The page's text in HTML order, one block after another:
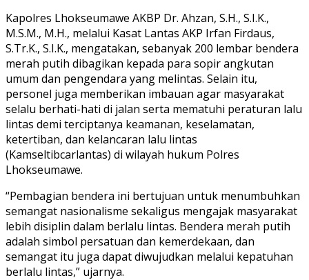
Kapolres Lhokseumawe AKBP Dr. Ahzan, S.H., S.I.K.,
M.S.M., M.H., melalui Kasat Lantas AKP Irfan Firdaus,
S.Tr.K., S.I.K., mengatakan, sebanyak 200 lembar bendera
merah putih dibagikan kepada para sopir angkutan
umum dan pengendara yang melintas. Selain itu,
personel juga memberikan imbauan agar masyarakat
selalu berhati-hati di jalan serta mematuhi peraturan lalu
lintas demi terciptanya keamanan, keselamatan,
ketertiban, dan kelancaran lalu lintas
(Kamseltibcarlantas) di wilayah hukum Polres
Lhokseumawe.
“Pembagian bendera ini bertujuan untuk menumbuhkan
semangat nasionalisme sekaligus mengajak masyarakat
lebih disiplin dalam berlalu lintas. Bendera merah putih
adalah simbol persatuan dan kemerdekaan, dan
semangat itu juga dapat diwujudkan melalui kepatuhan
berlalu lintas,” ujarnya.